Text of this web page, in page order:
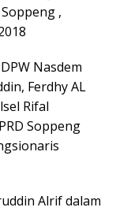
,
Nasdem
Ferdhy AL
Rifal
Soppeng
Alrif dalam